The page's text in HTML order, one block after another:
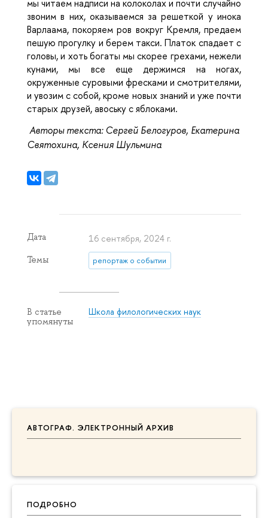
АВТОГРАФ. ЭЛЕКТРОННЫЙ АРХИВ
ПОДРОБНО
мы читаем надписи на колоколах и почти случайно
звоним в них, оказываемся за решеткой у инока
Варлаама, покоряем ров вокруг Кремля, предаем
пешую прогулку и берем такси. Платок спадает с
головы, и хоть богаты мы скорее грехами, нежели
кунами, мы все еще держимся на ногах,
окруженные суровыми фресками и смотрителями,
и увозим с собой, кроме новых знаний и уже почти
старых друзей, авоську с яблоками.
Авторы текста: Сергей Белогуров, Екатерина
Святохина, Ксения Шульмина
Дата 16 сентября, 2024 г.
Темы репортаж о событии
В статье
упомянуты
Школа филологических наук